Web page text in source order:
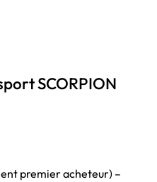
SCORPION
premier acheteur) –